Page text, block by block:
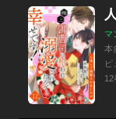
マ
本
ピ
12